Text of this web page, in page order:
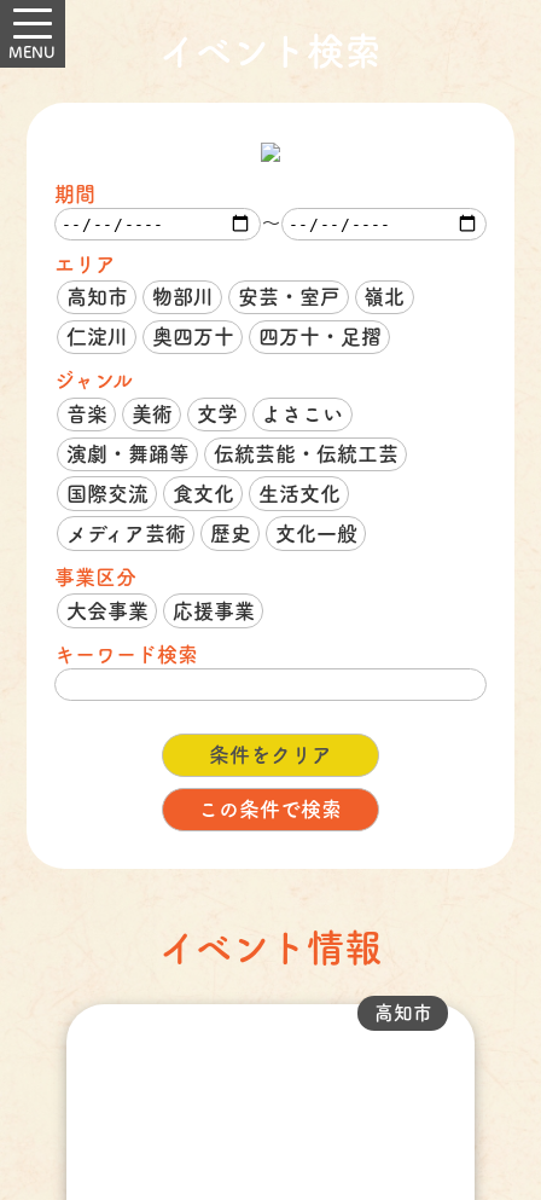
イベント検索
期間
～
エリア
高知市
物部川 安芸・室戸
嶺北
仁淀川
奥四万十 四万十・足摺
ジャンル
音楽
美術 文学
よさこい
演劇・舞踊等
伝統芸能・伝統工芸
国際交流
食文化
生活文化
メディア芸術
歴史 文化一般
事業区分
大会事業
応援事業
キーワード検索
イベント情報
高知市